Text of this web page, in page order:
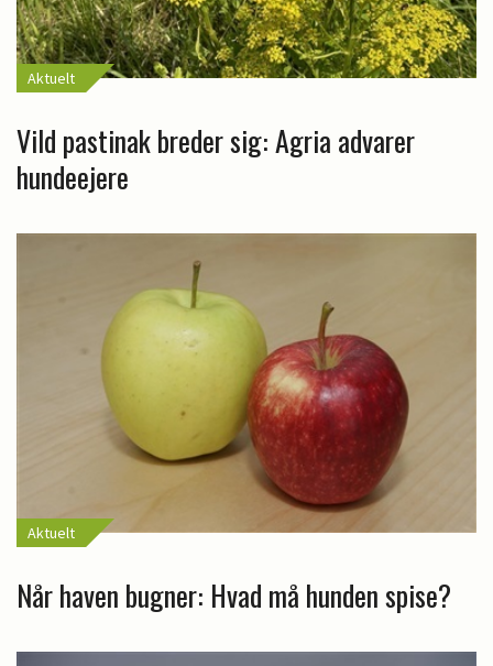
Aktuelt
Vild pastinak breder sig: Agria advarer
hundeejere
Aktuelt
Når haven bugner: Hvad må hunden spise?